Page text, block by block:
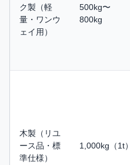
ク製（軽
量・ワンウ
ェイ用）
500kg〜
800kg
木製（リユ
ース品・標
準仕様）
1,000kg（1t）